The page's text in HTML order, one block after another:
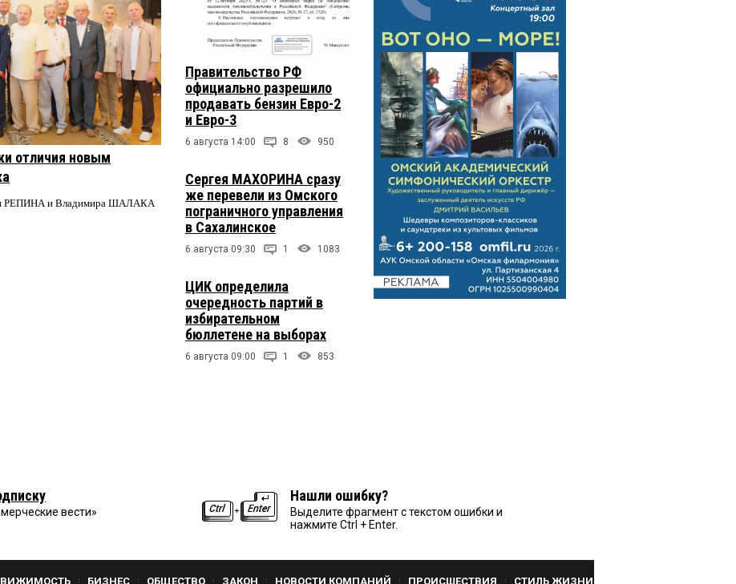
отличия новым
РЕПИНА и Владимира ШАЛАКА
Правительство РФ
официально разрешило
продавать бензин Евро-2
и Евро-3
6 августа 14:00 8 950
Сергея МАХОРИНА сразу
же перевели из Омского
пограничного управления
в Сахалинское
6 августа 09:30 1 1083
ЦИК определила
очередность партий в
избирательном
бюллетене на выборах
6 августа 09:00 1 853
вести»
Нашли ошибку?
Выделите фрагмент с текстом ошибки и
нажмите Ctrl + Enter.
БИЗНЕС ОБЩЕСТВО ЗАКОН НОВОСТИ КОМПАНИЙ ПРОИСШЕСТВИЯ СТИЛЬ ЖИЗНИ